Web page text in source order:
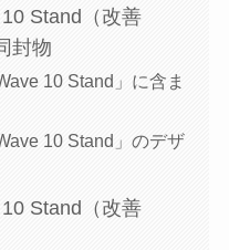
10 Stand（改善
封物
10 Stand」に含ま
10 Stand」のデザ
10 Stand（改善